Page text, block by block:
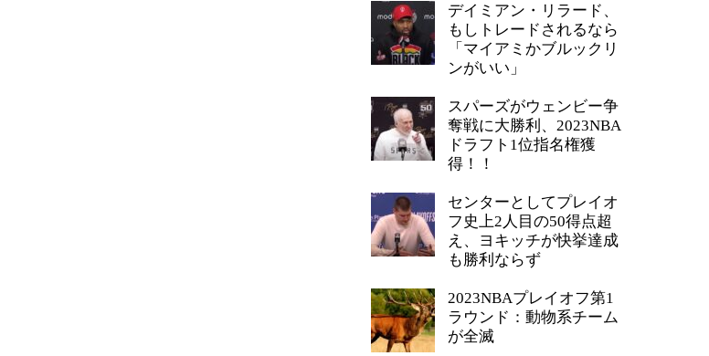
デイミアン・リラード、
もしトレードされるなら
「マイアミかブルックリ
ンがいい」
スパーズがウェンビー争
奪戦に大勝利、2023NBA
ドラフト1位指名権獲
得！！
センターとしてプレイオ
フ史上2人目の50得点超
え、ヨキッチが快挙達成
も勝利ならず
2023NBAプレイオフ第1
ラウンド：動物系チーム
が全滅